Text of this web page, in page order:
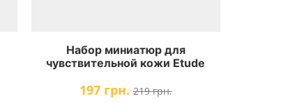
Набор миниатюр для
чувствительной кожи Etude
House Soonjung Skin Care Trial
Kit
197 грн. 219 грн.